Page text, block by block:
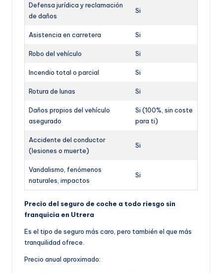
Defensa jurídica y reclamación
de daños
Si
Asistencia en carretera Si
Robo del vehículo Si
Incendio total o parcial Si
Rotura de lunas Si
Daños propios del vehículo
asegurado
Si (100%, sin coste
para ti)
Accidente del conductor
(lesiones o muerte)
Si
Vandalismo, fenómenos
naturales, impactos
Si
Precio del seguro de coche a todo riesgo sin
franquicia en Utrera
Es el tipo de seguro más caro, pero también el que más
tranquilidad ofrece.
Precio anual aproximado: